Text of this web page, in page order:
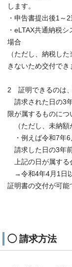
します。
・申告書提出後1～
・eLTAX共通納税
場合
（ただし、納税し
きないため交付でき
2 証明できるのは、
請求された日の3
限が属するものにつ
（ただし、未納額
・例えば令和7年6
請求した日の3年
上記の日が属する
→令和4年4月1日
証明書の交付が可能
◯ 請求方法